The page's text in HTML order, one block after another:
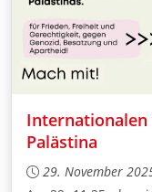
Palästina
29. November